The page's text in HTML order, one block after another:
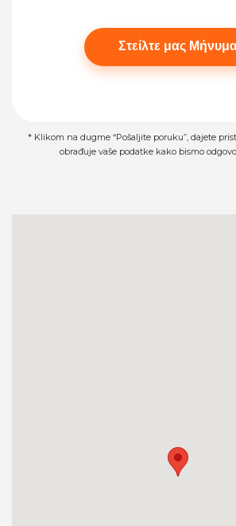
* Klikom na dugme “Pošaljite poruku”, dajete
obrađuje vaše podatke kako bismo